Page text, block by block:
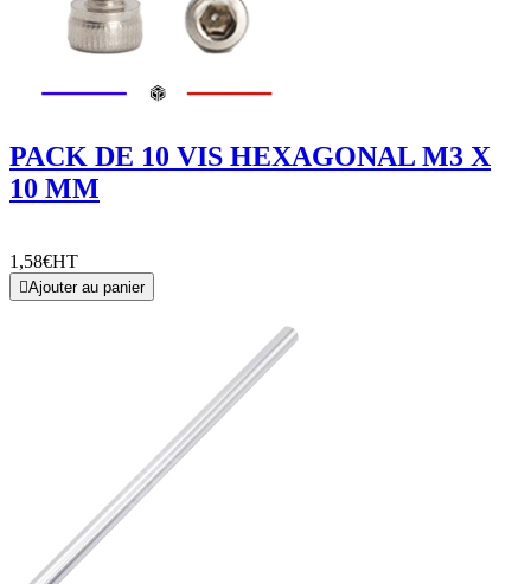
PACK DE 10 VIS HEXAGONAL M3 X
10 MM
1,58€HT
Ajouter au panier